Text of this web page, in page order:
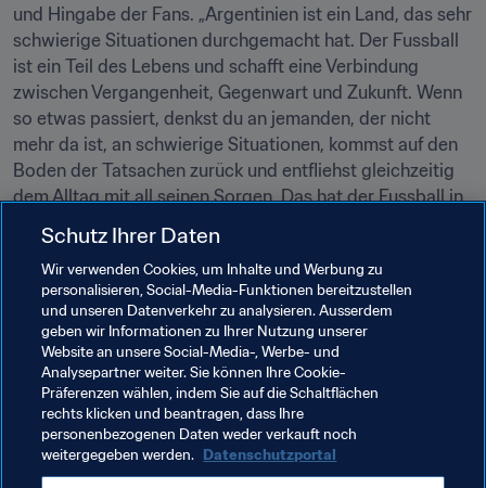
und Hingabe der Fans. „Argentinien ist ein Land, das sehr
schwierige Situationen durchgemacht hat. Der Fussball
ist ein Teil des Lebens und schafft eine Verbindung
zwischen Vergangenheit, Gegenwart und Zukunft. Wenn
so etwas passiert, denkst du an jemanden, der nicht
mehr da ist, an schwierige Situationen, kommst auf den
Boden der Tatsachen zurück und entfliehst gleichzeitig
dem Alltag mit all seinen Sorgen. Das hat der Fussball in
Argentinien mit der WM in Katar geschafft.“
Verwandte Themen
Organisation FIFA-Legenden
FIFA Fussball-Weltmeisterschaft Katar 2022™
Argentina CONMEBOL
Schutz Ihrer Daten
Wir verwenden Cookies, um Inhalte und Werbung zu
personalisieren, Social-Media-Funktionen bereitzustellen
und unseren Datenverkehr zu analysieren. Ausserdem
geben wir Informationen zu Ihrer Nutzung unserer
Website an unsere Social-Media-, Werbe- und
Analysepartner weiter. Sie können Ihre Cookie-
Präferenzen wählen, indem Sie auf die Schaltflächen
rechts klicken und beantragen, dass Ihre
personenbezogenen Daten weder verkauft noch
weitergegeben werden. Datenschutzportal